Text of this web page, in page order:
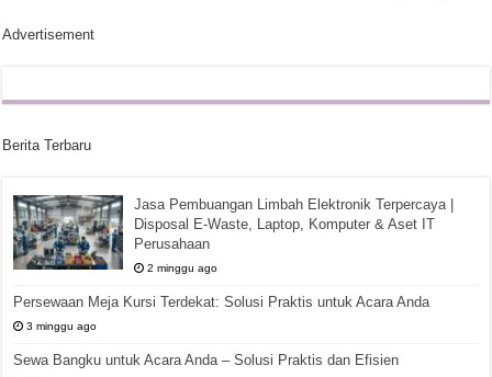
Advertisement
Berita Terbaru
Jasa Pembuangan Limbah Elektronik Terpercaya |
Disposal E-Waste, Laptop, Komputer & Aset IT
Perusahaan
2 minggu ago
Persewaan Meja Kursi Terdekat: Solusi Praktis untuk Acara Anda
3 minggu ago
Sewa Bangku untuk Acara Anda – Solusi Praktis dan Efisien